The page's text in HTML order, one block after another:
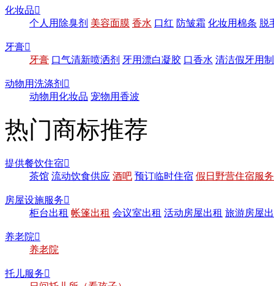
化妆品
个人用除臭剂 美容面膜 香水 口红 防皱霜 化妆用棉条 脱
牙膏
牙膏 口气清新喷洒剂 牙用漂白凝胶 口香水 清洁假牙用
动物用洗涤剂 
动物用化妆品 宠物用香波
热门商标推荐
提供餐饮住宿
茶馆 流动饮食供应 酒吧 预订临时住宿 假日野营住宿服务
房屋设施服务
柜台出租 帐篷出租 会议室出租 活动房屋出租 旅游房屋
养老院
养老院
托儿服务